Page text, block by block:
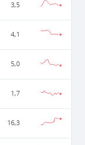
3,5
4,1
5,0
1,7
16,3